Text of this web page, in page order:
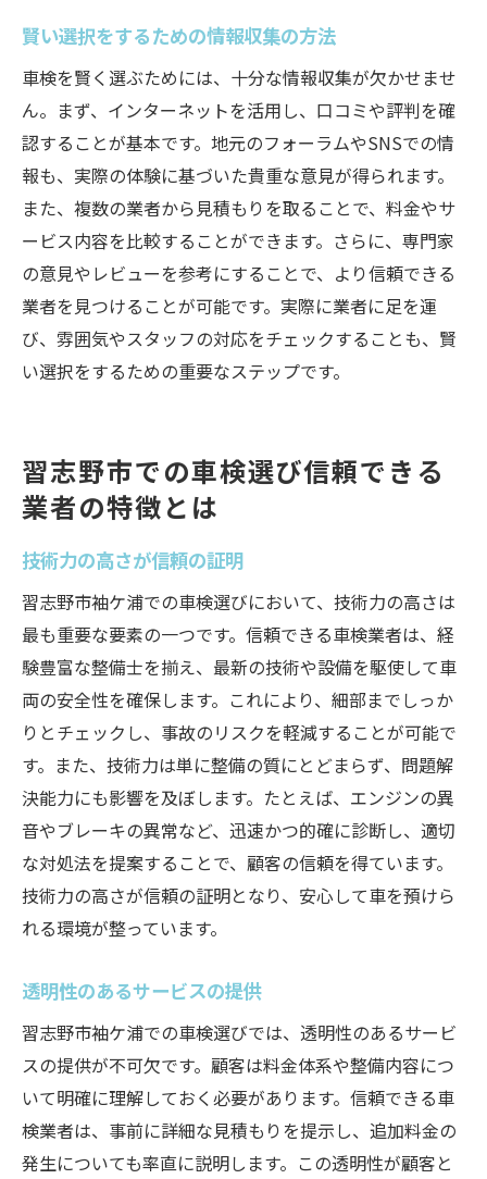
賢い選択をするための情報収集の方法
車検を賢く選ぶためには、十分な情報収集が欠かせませ
ん。まず、インターネットを活用し、口コミや評判を確
認することが基本です。地元のフォーラムやSNSでの情
報も、実際の体験に基づいた貴重な意見が得られます。
また、複数の業者から見積もりを取ることで、料金やサ
ービス内容を比較することができます。さらに、専門家
の意見やレビューを参考にすることで、より信頼できる
業者を見つけることが可能です。実際に業者に足を運
び、雰囲気やスタッフの対応をチェックすることも、賢
い選択をするための重要なステップです。
習志野市での車検選び信頼できる
業者の特徴とは
技術力の高さが信頼の証明
習志野市袖ケ浦での車検選びにおいて、技術力の高さは
最も重要な要素の一つです。信頼できる車検業者は、経
験豊富な整備士を揃え、最新の技術や設備を駆使して車
両の安全性を確保します。これにより、細部までしっか
りとチェックし、事故のリスクを軽減することが可能で
す。また、技術力は単に整備の質にとどまらず、問題解
決能力にも影響を及ぼします。たとえば、エンジンの異
音やブレーキの異常など、迅速かつ的確に診断し、適切
な対処法を提案することで、顧客の信頼を得ています。
技術力の高さが信頼の証明となり、安心して車を預けら
れる環境が整っています。
透明性のあるサービスの提供
習志野市袖ケ浦での車検選びでは、透明性のあるサービ
スの提供が不可欠です。顧客は料金体系や整備内容につ
いて明確に理解しておく必要があります。信頼できる車
検業者は、事前に詳細な見積もりを提示し、追加料金の
発生についても率直に説明します。この透明性が顧客と